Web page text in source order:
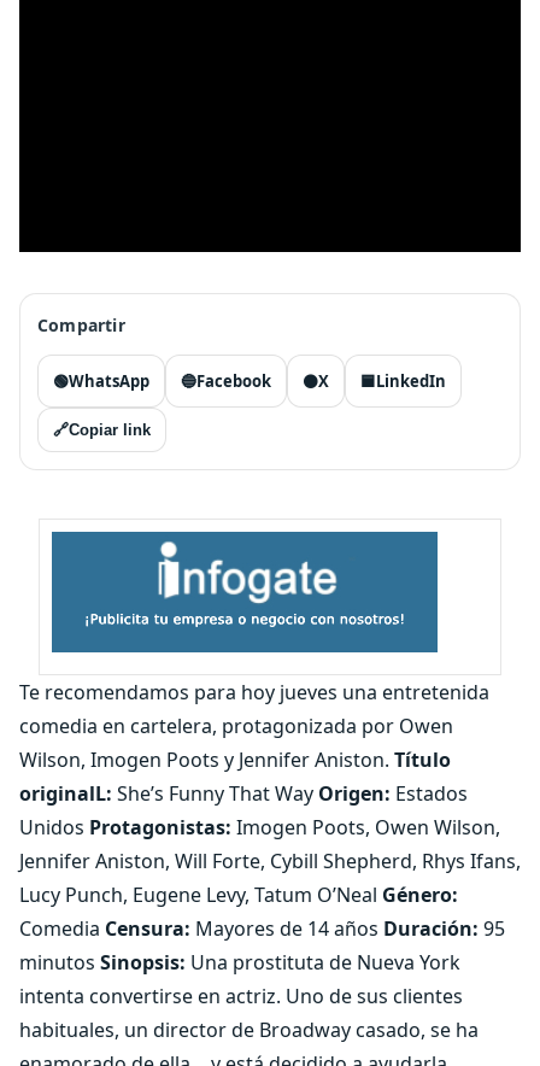
Compartir
🟢WhatsApp 🔵Facebook ⚫X 🟦LinkedIn
🔗Copiar link
Te recomendamos para hoy jueves una entretenida
comedia en cartelera, protagonizada por Owen
Wilson, Imogen Poots y Jennifer Aniston. Título
originalL: She’s Funny That Way Origen: Estados
Unidos Protagonistas: Imogen Poots, Owen Wilson,
Jennifer Aniston, Will Forte, Cybill Shepherd, Rhys Ifans,
Lucy Punch, Eugene Levy, Tatum O’Neal Género:
Comedia Censura: Mayores de 14 años Duración: 95
minutos Sinopsis: Una prostituta de Nueva York
intenta convertirse en actriz. Uno de sus clientes
habituales, un director de Broadway casado, se ha